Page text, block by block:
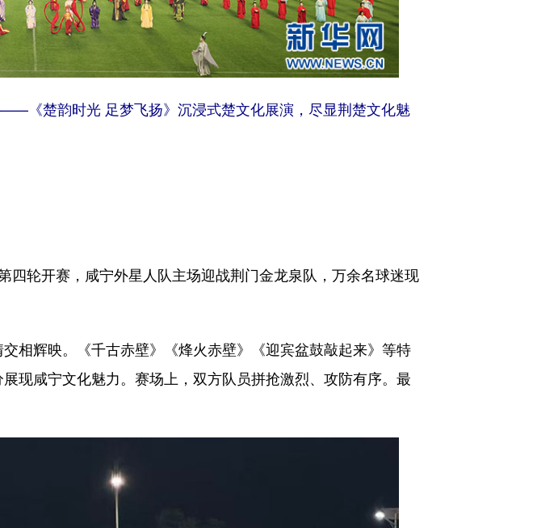
《楚韵时光 足梦飞扬》沉浸式楚文化展演，尽显荆楚文化魅
轮开赛，咸宁外星人队主场迎战荆门金龙泉队，万余名球迷现
辉映。《千古赤壁》《烽火赤壁》《迎宾盆鼓敲起来》等特
现咸宁文化魅力。赛场上，双方队员拼抢激烈、攻防有序。最